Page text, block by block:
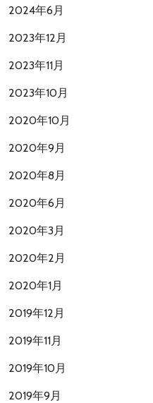
2024年6月
2023年12月
2023年11月
2023年10月
2020年10月
2020年9月
2020年8月
2020年6月
2020年3月
2020年2月
2020年1月
2019年12月
2019年11月
2019年10月
2019年9月